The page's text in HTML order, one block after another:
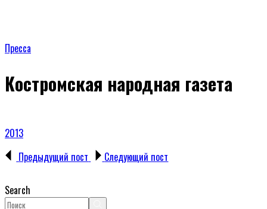
Пресса
Костромская народная газета
2013
Предыдущий пост
Следующий пост
Search